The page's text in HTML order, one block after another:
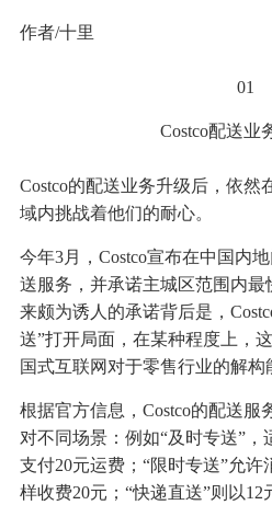
作者/十里
01
Costco配送业
Costco的配送业务升级后，依然
域内挑战着他们的耐心。
今年3月，Costco宣布在中国内
送服务，并承诺主城区范围内最
来颇为诱人的承诺背后是，
送”打开局面，在某种程度上，
国式互联网对于零售行业的解构
根据官方信息，Costco的配送服
对不同场景：例如“及时专送”
支付20元运费；“限时专送”允许
样收费20元；“快递直送”则以12